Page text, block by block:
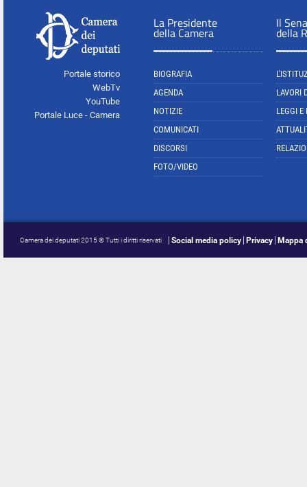
Portale storico
WebTv
YouTube
Portale Luce - Camera
La Presidente
della Camera
BIOGRAFIA
AGENDA
NOTIZIE
COMUNICATI
DISCORSI
FOTO/VIDEO
Il
della
LAVORI
LEGGI E
Camera dei deputati 2015 © Tutti i diritti riservati Social media policy Privacy Mappa